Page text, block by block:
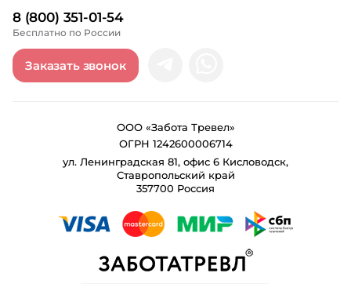
8 (800) 351-01-54
Бесплатно по России
Заказать звонок
ООО «Забота Тревел»
ОГРН 1242600006714
ул. Ленинградская 81, офис 6 Кисловодск,
Ставропольский край
357700 Россия